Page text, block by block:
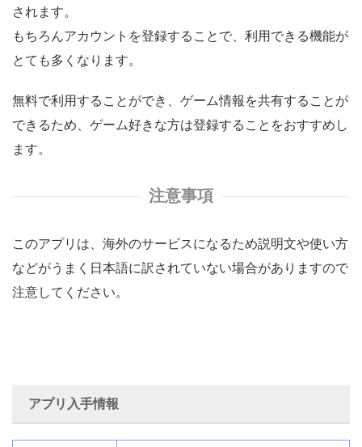
されます。
もちろんアカウントを登録することで、利用できる機能が
とても多くなります。
無料で利用することができ、ゲーム情報を共有することが
できるため、ゲーム好きな方は登録することをおすすめし
ます。
注意事項
このアプリは、海外のサービスになるため説明文や使い方
などがうまく日本語に訳されていない場合がありますので
注意してください。
アプリ入手情報